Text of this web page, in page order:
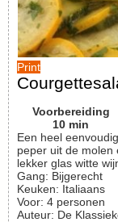
Print
Voorbereiding
10 min
Een heel eenvoudige salade van courgette, peterselie, wat
peper uit de molen
lekker glas witte
Gang: Bijgerecht
Keuken: Italiaans
Voor: 4 personen
Auteur: De